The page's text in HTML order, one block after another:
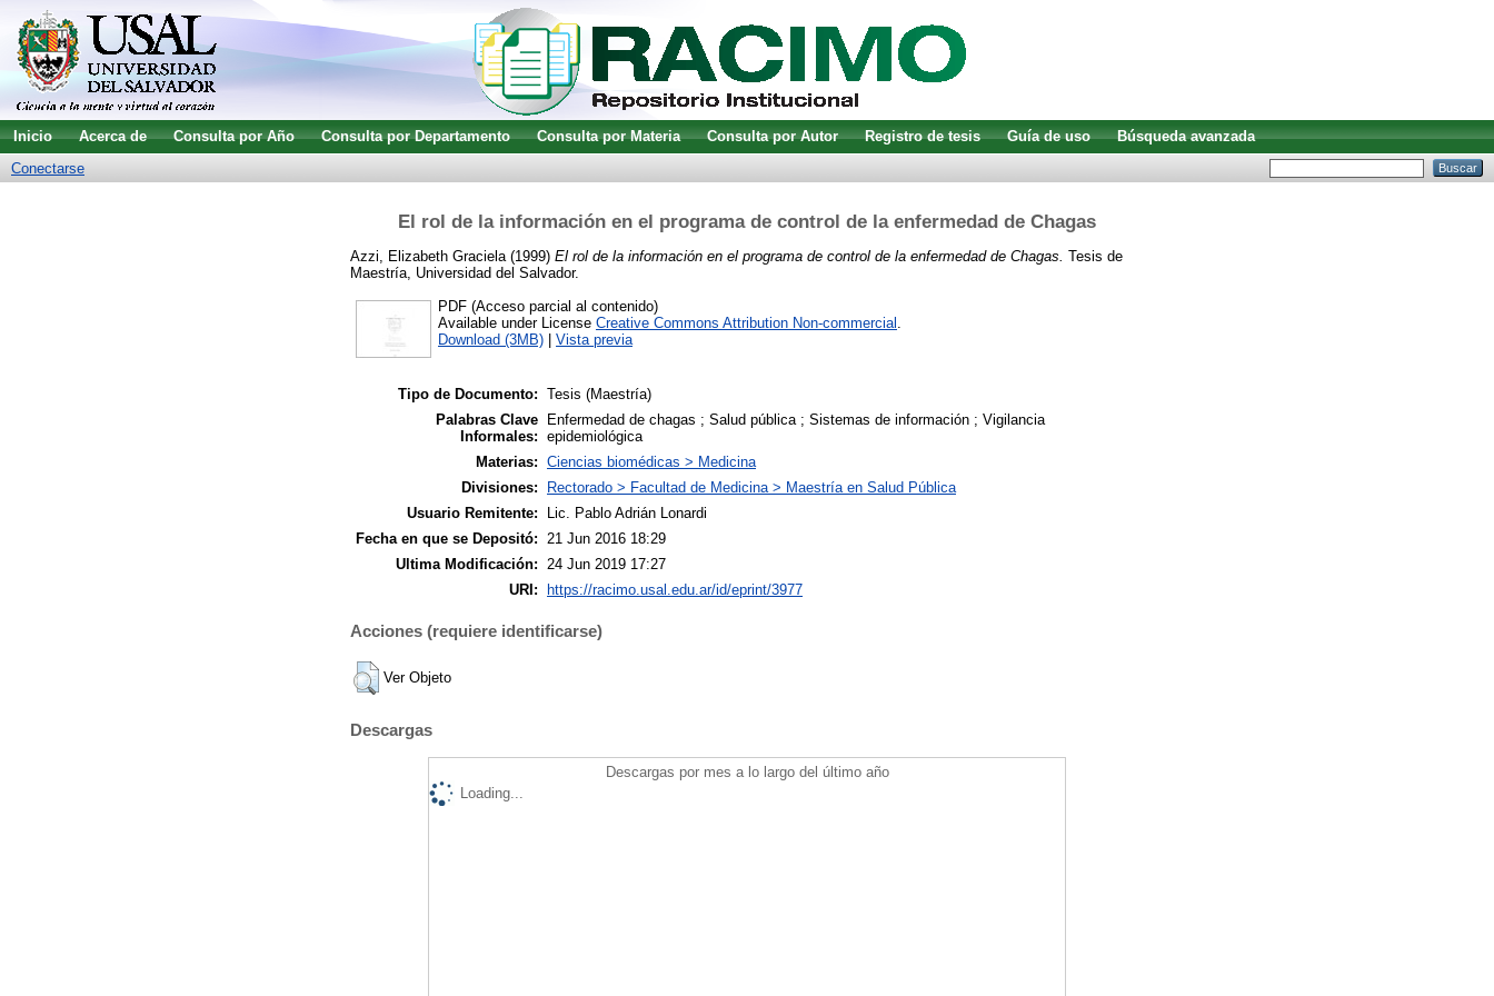
Inicio Acerca de Consulta por Año Consulta por Departamento Consulta por Materia Consulta por Autor Registro de tesis Guía de uso
Búsqueda avanzada
Conectarse
El rol de la información en el programa de control de la enfermedad de Chagas
Azzi, Elizabeth Graciela (1999) El rol de la información en el programa de control de la enfermedad de Chagas. Tesis de
Maestría, Universidad del Salvador.
PDF (Acceso parcial al contenido)
Available under License Creative Commons Attribution Non-commercial .
Download (3MB)
Vista previa
Tipo de Documento: Tesis (Maestría)
Palabras Clave
Informales:
Enfermedad de chagas ; Salud pública ; Sistemas de información ; Vigilancia
epidemiológica
Materias: Ciencias biomédicas > Medicina
Divisiones:
Rectorado > Facultad de Medicina > Maestría en Salud Pública
Usuario Remitente:
Lic. Pablo Adrián Lonardi
Fecha en que se Depositó: 21 Jun 2016 18:29
Ultima Modificación: 24 Jun 2019 17:27
URI:
https://racimo.usal.edu.ar/id/eprint/3977
Acciones (requiere identificarse)
Ver Objeto
Descargas
Descargas por mes a lo largo del último año
Loading...